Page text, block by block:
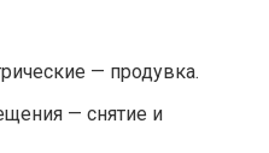
— продувка.
— снятие и